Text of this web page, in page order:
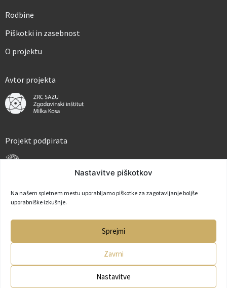
Nastavitve piškotkov
Na našem spletnem mestu uporabljamo piškotke za zagotavljanje boljše
uporabniške izkušnje.
Sprejmi
Zavrni
Nastavitve
v
*
Rodbine
Piškotki in zasebnost
O projektu
Avtor projekta
Projekt podpirata
Partner